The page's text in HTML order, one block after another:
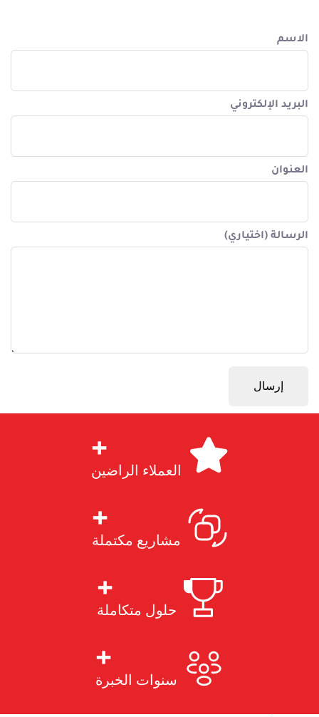
الاسم
البريد الإلكتروني
العنوان
الرسالة (اختياري)
+
العملاء الراضين
+
مشاريع مكتملة
+
حلول متكاملة
+
سنوات الخبرة